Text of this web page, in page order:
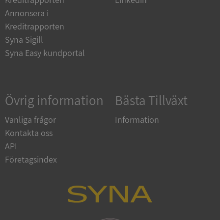
Annonsera i
Kreditrapporten
Syna Sigill
Syna Easy kundportal
Övrig information
Vanliga frågor
Kontakta oss
API
Företagsindex
Bästa Tillväxt
Information
kärnwebbplatsfunktioner som användarinloggning
och kontohantering. Webbplatsen kan inte
användas ordentligt utan strikt nödvändiga cookies.
VISITOR_PRIVACY_METADATA
YouTube
.youtube.com